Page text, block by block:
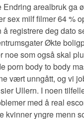
Endring arealbruk ga
sex milf filmer 64 %
registrere deg dato
Økte
noe som også skal
porn body to body
vært unngått, og vi
Ullern. I noen
med å real
kvinner yngre menn